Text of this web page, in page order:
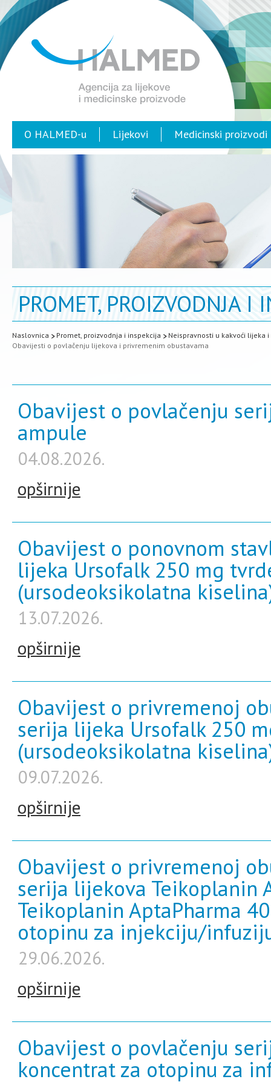
O HALMED-u Lijekovi Medicinski proizvodi
PROMET, PROIZVODNJA I
Naslovnica Promet, proizvodnja i inspekcija
Neispravnosti u kakvoći lijeka
Obavijesti o povlačenju lijekova i privremenim obustavama
Obavijest o povlačenju
ampule
04.08.2026.
opširnije
Obavijest o ponovnom
lijeka Ursofalk 250 mg
(ursodeoksikolatna
13.07.2026.
opširnije
Obavijest o privremenoj
serija lijeka Ursofalk 250
(ursodeoksikolatna
09.07.2026.
opširnije
Obavijest o privremenoj
serija lijekova Teikoplanin
Teikoplanin AptaPharma
otopinu za injekciju/
29.06.2026.
opširnije
Obavijest o povlačenju
koncentrat za otopinu za